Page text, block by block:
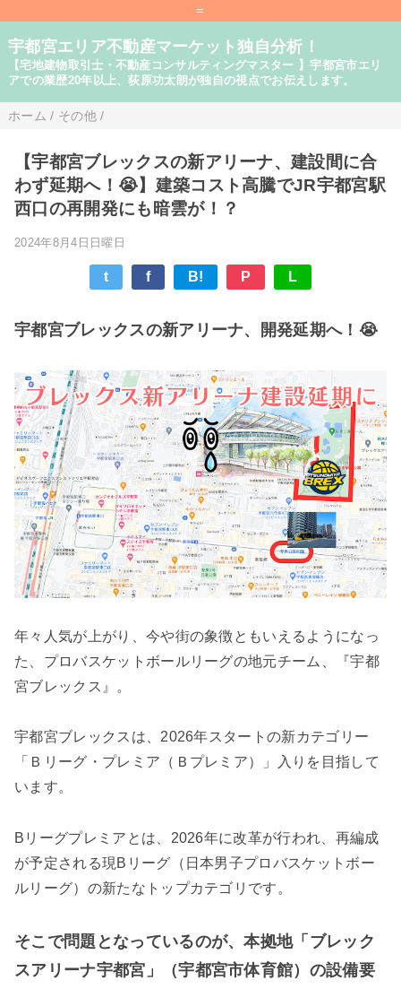
=
宇都宮エリア不動産マーケット独自分析！
【宅地建物取引士・不動産コンサルティングマスター 】宇都宮市エリ
アでの業歴20年以上、荻原功太朗が独自の視点でお伝えします。
ホーム / その他/
【宇都宮ブレックスの新アリーナ、建設間に合
わず延期へ！😭】建築コスト高騰でJR宇都宮駅
西口の再開発にも暗雲が！？
2024年8月4日日曜日
t f B! P L
宇都宮ブレックスの新アリーナ、開発延期へ！😭
年々人気が上がり、今や街の象徴ともいえるようになっ
た、プロバスケットボールリーグの地元チーム、『宇都
宮ブレックス』。
宇都宮ブレックスは、2026年スタートの新カテゴリー
「Ｂリーグ・プレミア（Ｂプレミア）」入りを目指して
います。
Bリーグプレミアとは、2026年に改革が行われ、再編成
が予定される現Bリーグ（日本男子プロバスケットボー
ルリーグ）の新たなトップカテゴリです。
そこで問題となっているのが、本拠地「ブレック
スアリーナ宇都宮」（宇都宮市体育館）の設備要